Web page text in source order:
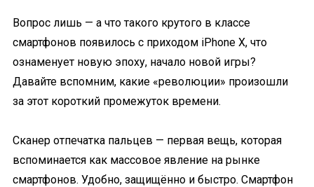
Вопрос лишь — а что такого крутого в классе
смартфонов появилось с приходом iPhone X, что
ознаменует новую эпоху, начало новой игры?
Давайте вспомним, какие «революции» произошли
за этот короткий промежуток времени.
Сканер отпечатка пальцев — первая вещь, которая
вспоминается как массовое явление на рынке
смартфонов. Удобно, защищённо и быстро. Смартфон